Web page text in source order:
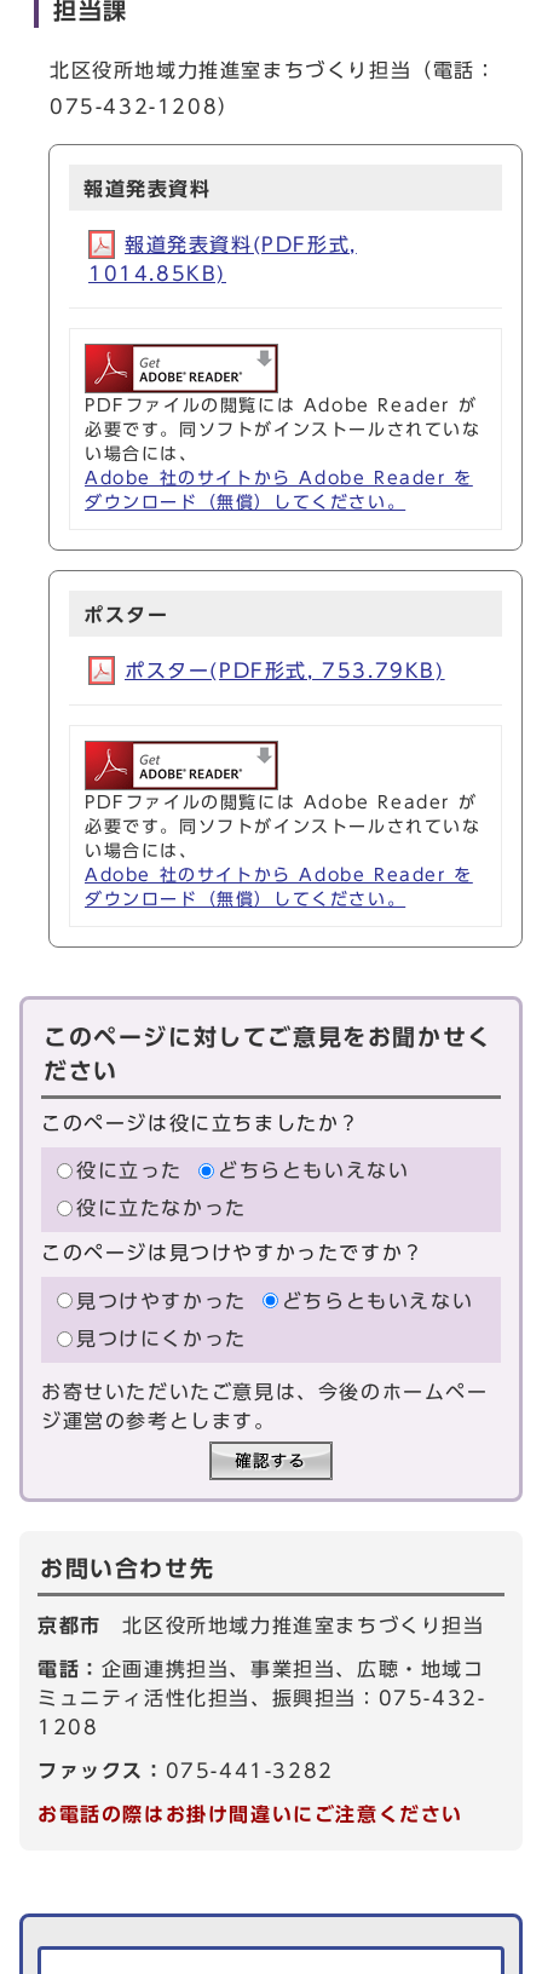
担当課
北区役所地域力推進室まちづくり担当（電話：
075-432-1208）
報道発表資料
報道発表資料(PDF形式,
1014.85KB)
PDFファイルの閲覧には Adobe Reader が
必要です。同ソフトがインストールされていな
い場合には、
Adobe 社のサイトから Adobe Reader を
ダウンロード（無償）してください。
ポスター
ポスター(PDF形式, 753.79KB)
PDFファイルの閲覧には Adobe Reader が
必要です。同ソフトがインストールされていな
い場合には、
Adobe 社のサイトから Adobe Reader を
ダウンロード（無償）してください。
このページに対してご意見をお聞かせく
ださい
このページは役に立ちましたか？
役に立った
どちらともいえない
役に立たなかった
このページは見つけやすかったですか？
見つけやすかった
どちらともいえない
見つけにくかった
お寄せいただいたご意見は、今後のホームペー
ジ運営の参考とします。
お問い合わせ先
京都市北区役所地域力推進室まちづくり担当
電話： 企画連携担当、事業担当、広聴・地域コ
ミュニティ活性化担当、振興担当：075-432-
1208
ファックス： 075-441-3282
お電話の際はお掛け間違いにご注意ください
生活情報を探す